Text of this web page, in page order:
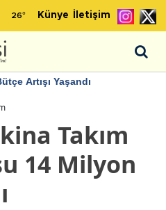
26° Künye İletişim
Artışı Yaşandı
Takım
14 Milyon